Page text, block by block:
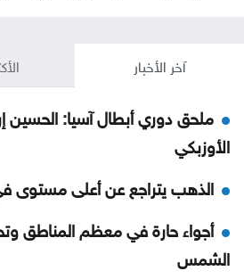
آخر الأخبار
ملحق دوري أبطال آسيا: الحسين
الأوزبكي
الذهب يتراجع عن أعلى مستوى في 7
أجواء حارة في معظم المناطق
الشمس